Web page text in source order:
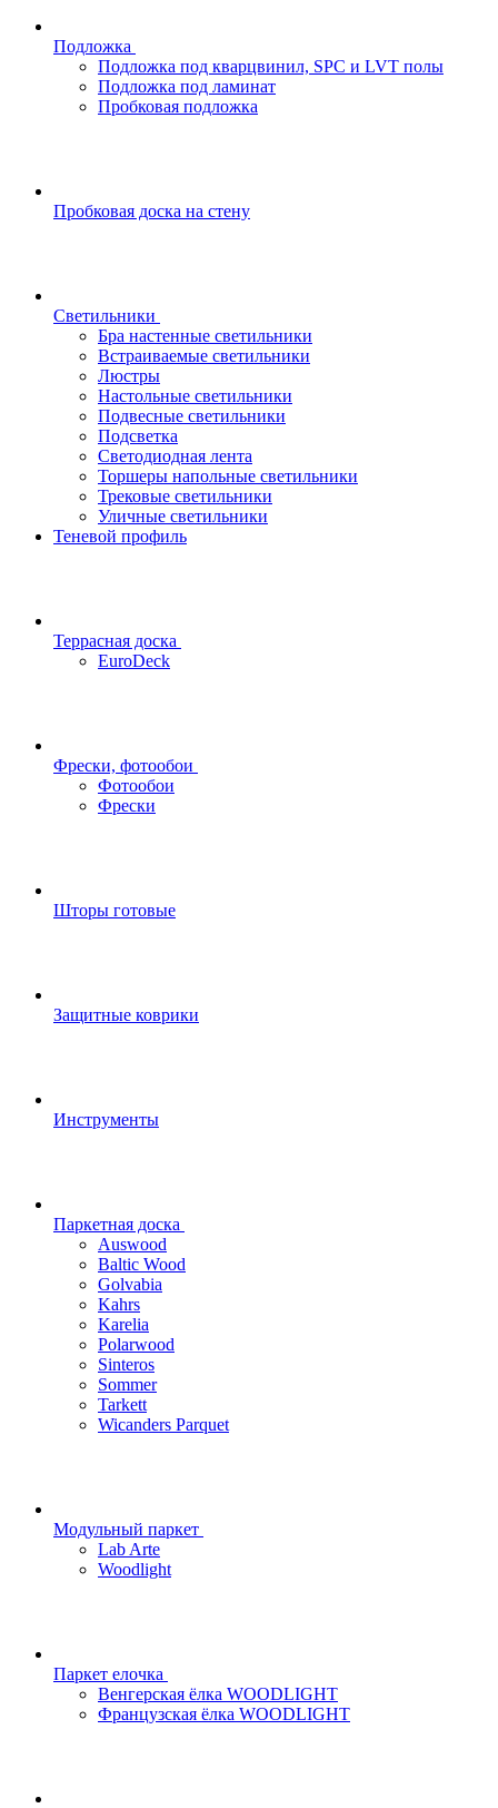
Подложка
Подложка под кварцвинил, SPC и LVT полы
Подложка под ламинат
Пробковая подложка
Пробковая доска на стену
Светильники
Бра настенные светильники
Встраиваемые светильники
Люстры
Настольные светильники
Подвесные светильники
Подсветка
Светодиодная лента
Торшеры напольные светильники
Трековые светильники
Уличные светильники
Теневой профиль
Террасная доска
EuroDeck
Фрески, фотообои
Фотообои
Фрески
Шторы готовые
Защитные коврики
Инструменты
Паркетная доска
Auswood
Baltic Wood
Golvabia
Kahrs
Karelia
Polarwood
Sinteros
Sommer
Tarkett
Wicanders Parquet
Модульный паркет
Lab Arte
Woodlight
Паркет елочка
Венгерская ёлка WOODLIGHT
Французская ёлка WOODLIGHT